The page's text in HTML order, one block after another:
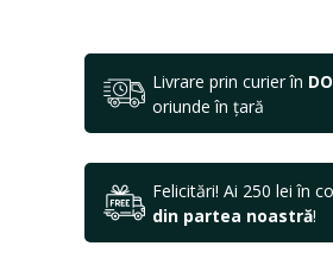
Livrare prin curier în
oriunde în țară
Felicitări! Ai 250 lei în
din partea noastră!